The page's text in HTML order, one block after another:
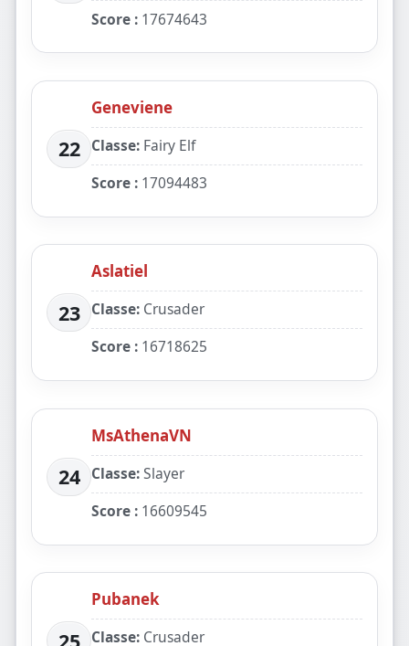
Score : 17674643
22
Geneviene
Classe: Fairy Elf
Score : 17094483
23
Aslatiel
Classe: Crusader
Score : 16718625
24
MsAthenaVN
Classe:Slayer
Score : 16609545
25
Pubanek
Classe: Crusader